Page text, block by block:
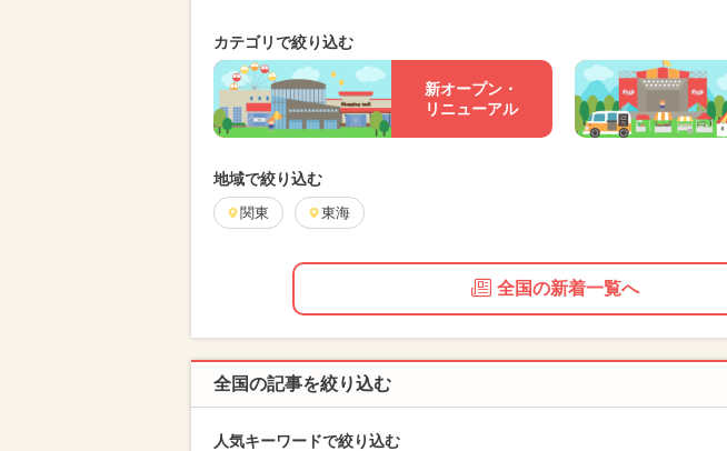
カテゴリで絞り込む
新オープン・
リニューアル
地域で絞り込む
関東 東海
全国の新着一覧へ
全国の記事を絞り込む
人気キーワードで絞り込む